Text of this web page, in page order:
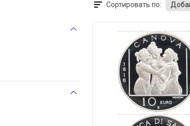
Сортировать по: